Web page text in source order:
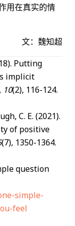
用在真实的情
文：魏知超
Putting
implicit
10(2), 116-124.
C. E. (2021).
of positive
(7), 1350-1364.
question
simple-
feel